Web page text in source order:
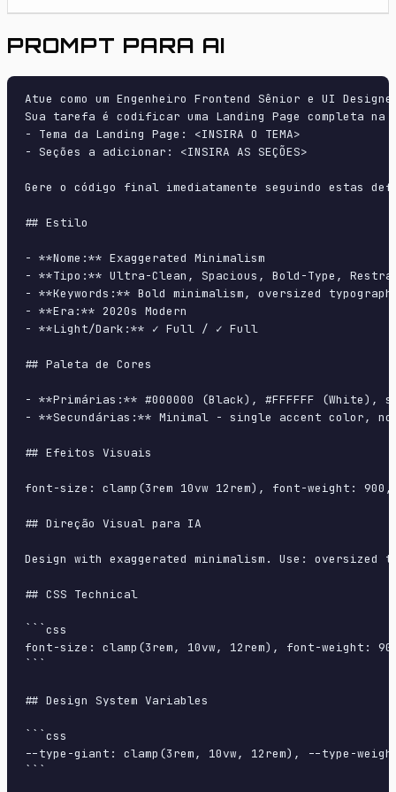
PROMPT PARA AI
Atue como um Engenheiro Frontend Sênior e UI
Sua tarefa é codificar uma Landing Page completa
- Tema da Landing Page: <INSIRA O TEMA>
- Seções a adicionar: <INSIRA AS SEÇÕES>
Gere o código final imediatamente seguindo estas
## Estilo
- **Nome:** Exaggerated Minimalism
- **Tipo:** Ultra-Clean, Spacious, Bold-Type,
- **Keywords:** Bold minimalism, oversized
- **Era:** 2020s Modern
- **Light/Dark:** ✓ Full / ✓ Full
## Paleta de Cores
- **Primárias:** #000000 (Black), #FFFFFF (White),
- **Secundárias:** Minimal - single accent color,
## Efeitos Visuais
font-size: clamp(3rem 10vw 12rem), font-weight:
## Direção Visual para IA
Design with exaggerated minimalism. Use:
## CSS Technical
```css
font-size: clamp(3rem, 10vw, 12rem), font-weight:
```
## Design System Variables
```css
--type-giant: clamp(3rem, 10vw, 12rem), --type-
```